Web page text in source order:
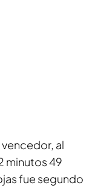
al
minutos 49
fue segundo